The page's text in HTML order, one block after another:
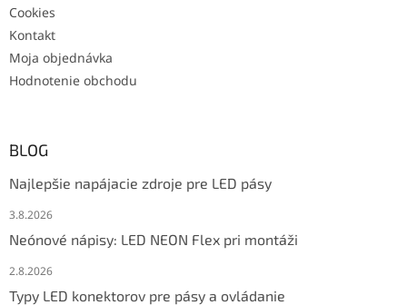
Cookies
Kontakt
Moja objednávka
Hodnotenie obchodu
BLOG
Najlepšie napájacie zdroje pre LED pásy
3.8.2026
Neónové nápisy: LED NEON Flex pri montáži
2.8.2026
Typy LED konektorov pre pásy a ovládanie